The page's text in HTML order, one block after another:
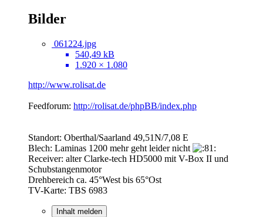
Bilder
061224.jpg
540,49 kB
1.920 × 1.080
http://www.rolisat.de
Feedforum: http://rolisat.de/phpBB/index.php
Standort: Oberthal/Saarland 49,51N/7,08 E
Blech: Laminas 1200 mehr geht leider nicht
Receiver: alter Clarke-tech HD5000 mit V-Box II und
Schubstangenmotor
Drehbereich ca. 45°West bis 65°Ost
TV-Karte: TBS 6983
Inhalt melden